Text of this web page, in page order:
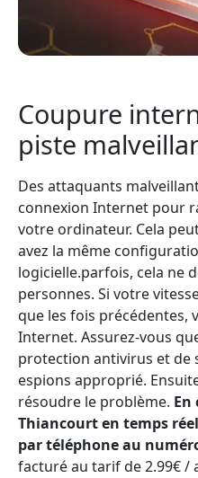
Coupure
piste
Des attaquants
connexion Internet pour
votre ordinateur. Cela
avez la même
logicielle.parfois, cela ne
personnes. Si votre
que les fois précédentes,
Internet. Assurez-vous
protection antivirus et de
espions approprié.
résoudre le problème. En
Thiancourt en temps
par téléphone au
facturé au tarif de 2.99€ /